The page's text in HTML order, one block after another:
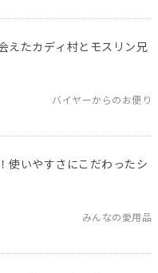
えたカディ村とモスリン兄
バイヤーからのお便り
使いやすさにこだわったシ
みんなの愛用品